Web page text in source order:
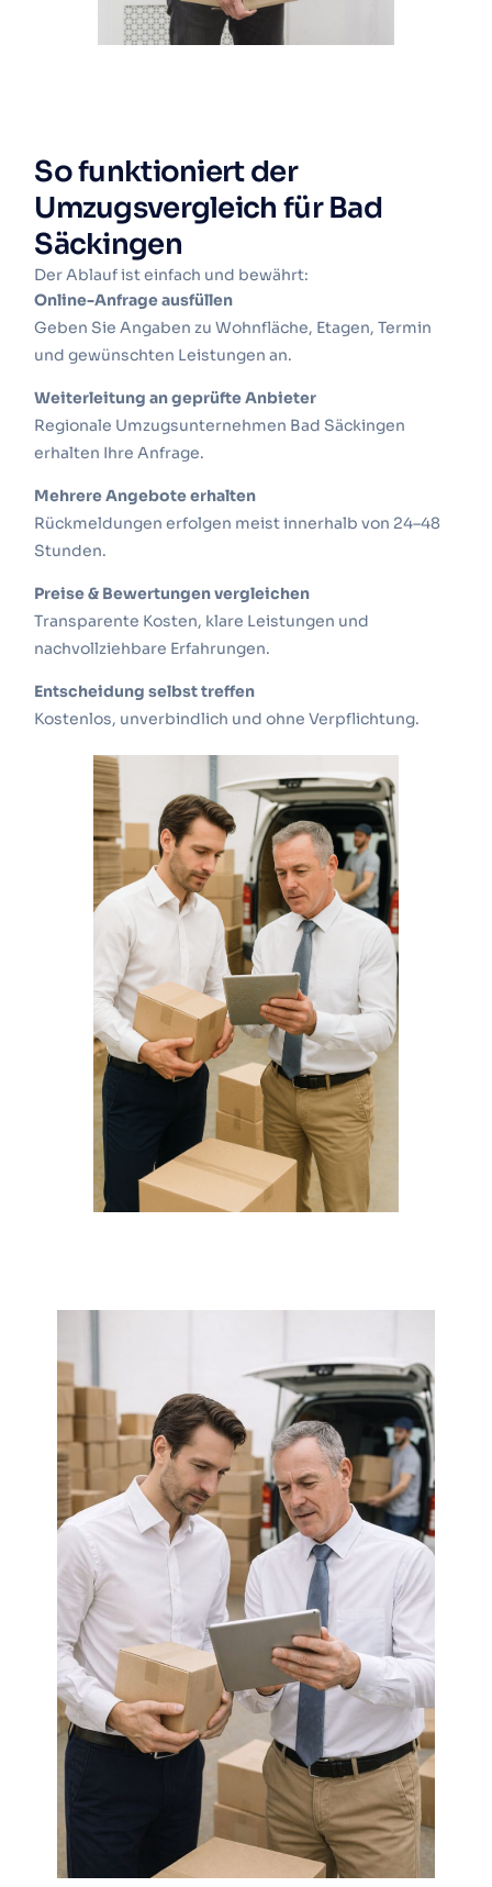
So funktioniert der
Umzugsvergleich für Bad
Säckingen
Der Ablauf ist einfach und bewährt:
Online-Anfrage ausfüllen
Geben Sie Angaben zu Wohnfläche, Etagen, Termin
und gewünschten Leistungen an.
Weiterleitung an geprüfte Anbieter
Regionale Umzugsunternehmen Bad Säckingen
erhalten Ihre Anfrage.
Mehrere Angebote erhalten
Rückmeldungen erfolgen meist innerhalb von 24–48
Stunden.
Preise & Bewertungen vergleichen
Transparente Kosten, klare Leistungen und
nachvollziehbare Erfahrungen.
Entscheidung selbst treffen
Kostenlos, unverbindlich und ohne Verpflichtung.